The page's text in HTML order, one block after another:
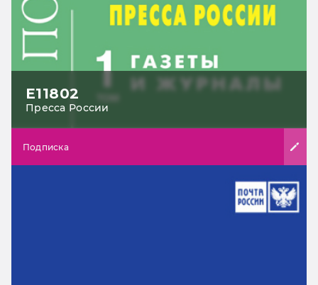
Е11802
Пресса России
Подписка